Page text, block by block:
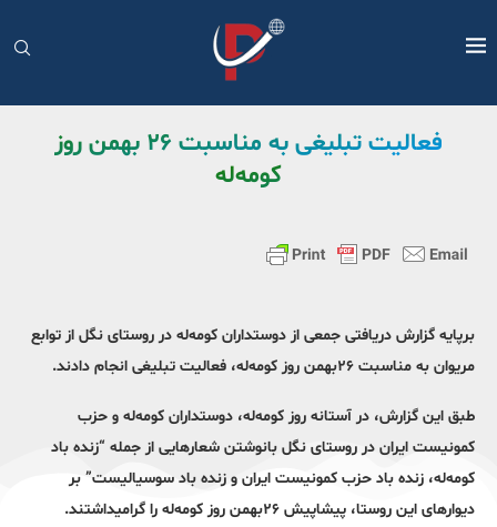
فعالیت تبلیغی به مناسبت ۲۶ بهمن روز
کومه‌له
برپایه گزارش دریافتی جمعی از دوستداران کومه‌له در روستای نگل از توابع
مریوان به مناسبت ۲۶بهمن روز کومه‌له، فعالیت تبلیغی انجام دادند.
طبق این گزارش، در آستانه روز کومه‌له، دوستداران کومه‌له و حزب
کمونیست ایران در روستای نگل بانوشتن شعارهایی از جمله “زنده باد
کومه‌له، زنده باد حزب کمونیست ایران و زنده باد سوسیالیست” بر
دیوارهای این روستا، پیشاپیش ۲۶بهمن روز کومه‌له را گرامیداشتند.